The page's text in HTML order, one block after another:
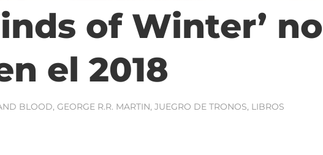
of Winter’ no
el 2018
BLOOD, GEORGE R.R. MARTIN, JUEGRO DE TRONOS, LIBROS